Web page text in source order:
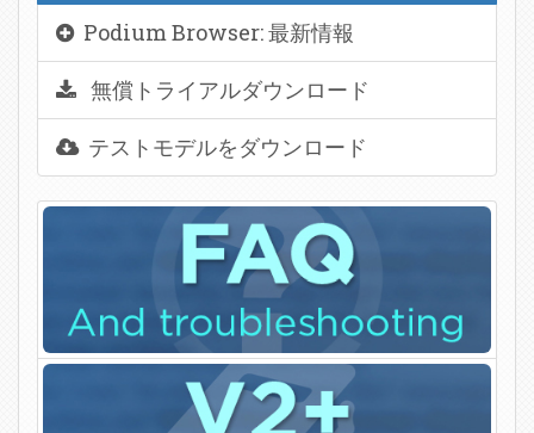
Podium Browser: 最新情報
無償トライアルダウンロード
テストモデルをダウンロード